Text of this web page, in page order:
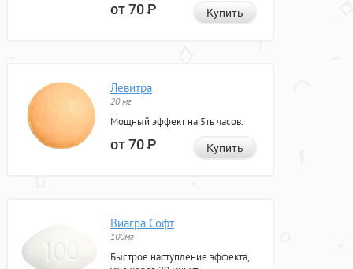
от 70Р Купить
Левитра
20 мг
Мощный эффект на 5ть часов.
от 70Р Купить
Виагра Софт
100мг
Быстрое наступление эффекта,